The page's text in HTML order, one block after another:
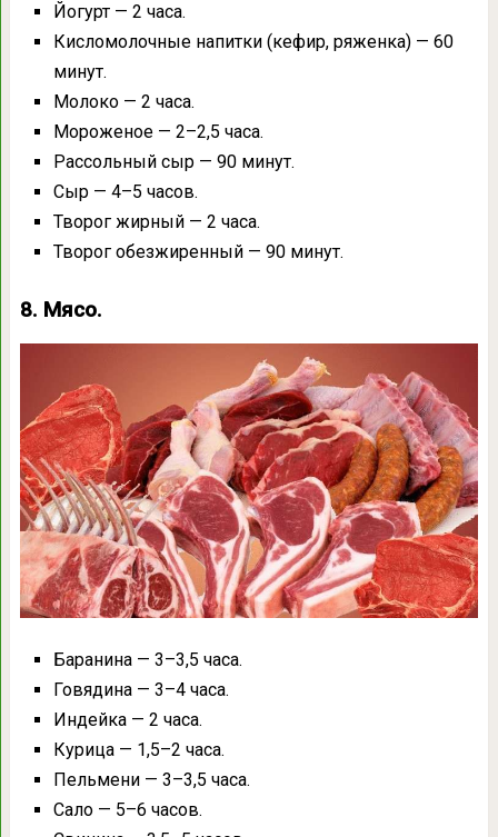
Йогурт — 2 часа.
Кисломолочные напитки (кефир, ряженка) — 60
минут.
Молоко — 2 часа.
Мороженое — 2–2,5 часа.
Рассольный сыр — 90 минут.
Сыр — 4–5 часов.
Творог жирный — 2 часа.
Творог обезжиренный — 90 минут.
8. Мясо.
Баранина — 3–3,5 часа.
Говядина — 3–4 часа.
Индейка — 2 часа.
Курица — 1,5–2 часа.
Пельмени — 3–3,5 часа.
Сало — 5–6 часов.